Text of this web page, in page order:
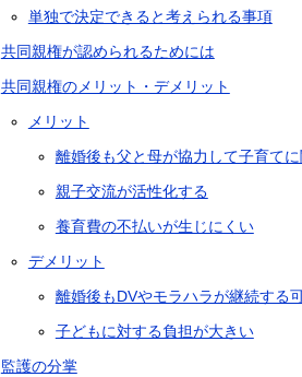
単独で決定できると考えられる事項
共同親権が認められるためには
共同親権のメリット・デメリット
メリット
離婚後も父と母が協力して子育て
親子交流が活性化する
養育費の不払いが生じにくい
デメリット
離婚後もDVやモラハラが継続する
子どもに対する負担が大きい
監護の分掌